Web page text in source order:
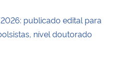
publicado edital para
nível doutorado